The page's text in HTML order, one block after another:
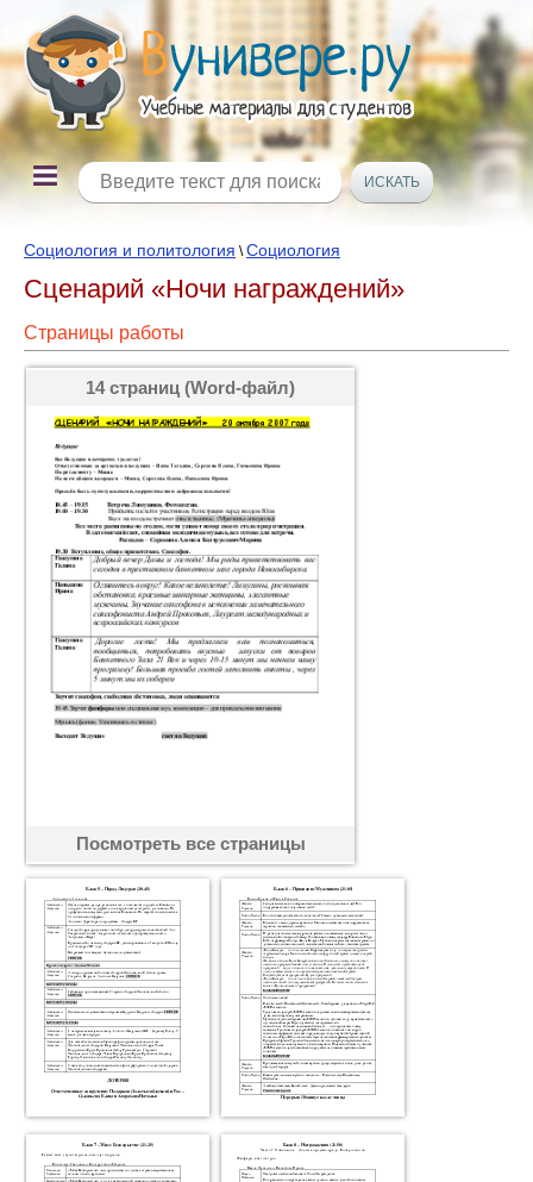
Социология и политология \Социология
Сценарий «Ночи награждений»
Страницы работы
14 страниц (Word-файл)
Посмотреть все страницы